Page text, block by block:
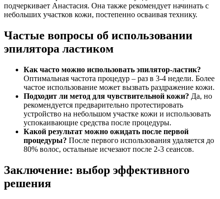
подчеркивает Анастасия. Она также рекомендует начинать с
небольших участков кожи, постепенно осваивая технику.
Частые вопросы об использовании
эпилятора ластиком
Как часто можно использовать эпилятор-ластик?
Оптимальная частота процедур – раз в 3-4 недели. Более
частое использование может вызвать раздражение кожи.
Подходит ли метод для чувствительной кожи? Да, но
рекомендуется предварительно протестировать
устройство на небольшом участке кожи и использовать
успокаивающие средства после процедуры.
Какой результат можно ожидать после первой
процедуры? После первого использования удаляется до
80% волос, остальные исчезают после 2-3 сеансов.
Заключение: выбор эффективного
решения